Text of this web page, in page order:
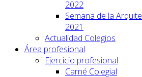
2022
Semana de la
2021
Actualidad Colegios
Área profesional
Ejercicio profesional
Carné Colegial